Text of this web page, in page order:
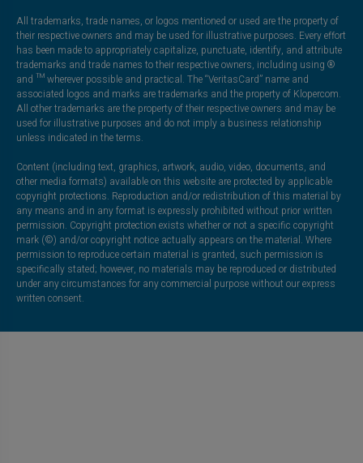
All trademarks, trade names, or logos mentioned or used are the property of
their respective owners and may be used for illustrative purposes. Every effort
has been made to appropriately capitalize, punctuate, identify, and attribute
trademarks and trade names to their respective owners, including using ®
and ™ wherever possible and practical. The “VeritasCard” name and
associated logos and marks are trademarks and the property of Klopercom.
All other trademarks are the property of their respective owners and may be
used for illustrative purposes and do not imply a business relationship
unless indicated in the terms.
Content (including text, graphics, artwork, audio, video, documents, and
other media formats) available on this website are protected by applicable
copyright protections. Reproduction and/or redistribution of this material by
any means and in any format is expressly prohibited without prior written
permission. Copyright protection exists whether or not a specific copyright
mark (©) and/or copyright notice actually appears on the material. Where
permission to reproduce certain material is granted, such permission is
specifically stated; however, no materials may be reproduced or distributed
under any circumstances for any commercial purpose without our express
written consent.